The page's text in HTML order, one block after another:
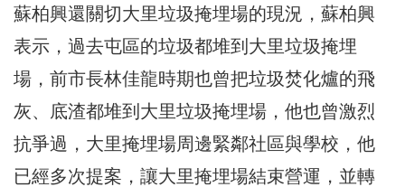
蘇柏興還關切大里垃圾掩埋場的現況，蘇柏興
表示，過去屯區的垃圾都堆到大里垃圾掩埋
場，前市長林佳龍時期也曾把垃圾焚化爐的飛
灰、底渣都堆到大里垃圾掩埋場，他也曾激烈
抗爭過，大里掩埋場周邊緊鄰社區與學校，他
已經多次提案，讓大里掩埋場結束營運，並轉